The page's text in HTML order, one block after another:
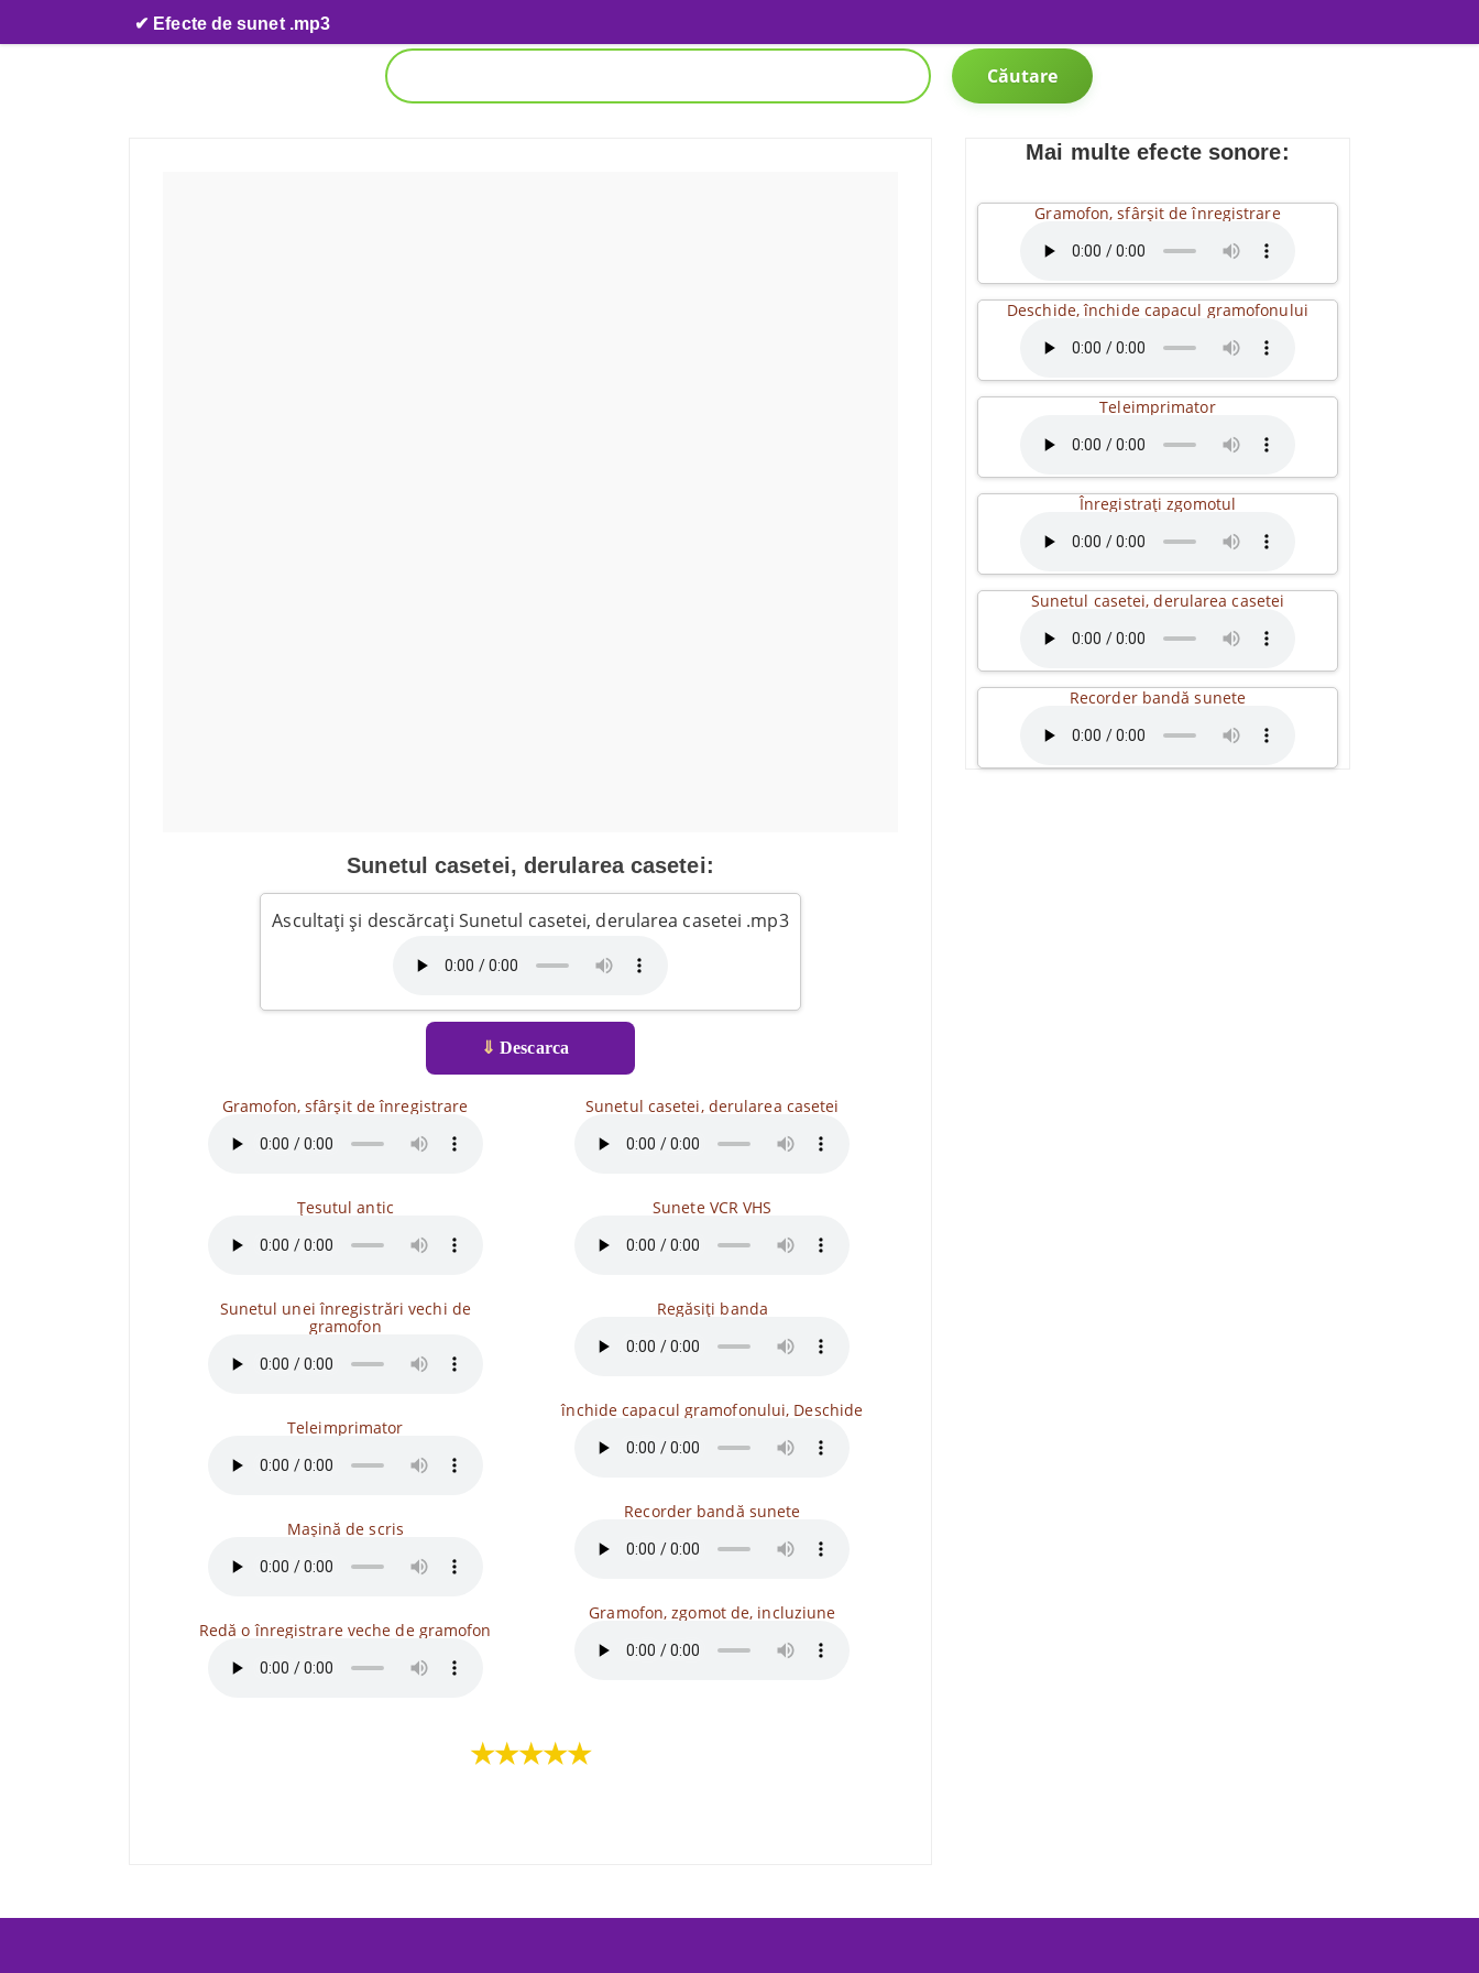
✔ Efecte de sunet .mp3
Căutare
Sunetul casetei, derularea casetei:
Ascultați și descărcați Sunetul casetei, derularea casetei .mp3
⇓ Descarca
Gramofon, sfârșit de înregistrare
Țesutul antic
Sunetul unei înregistrări vechi de
gramofon
Teleimprimator
Maşină de scris
Redă o înregistrare veche de gramofon
Sunetul casetei, derularea casetei
Sunete VCR VHS
Regăsiți banda
închide capacul gramofonului, Deschide
Recorder bandă sunete
Gramofon, zgomot de, incluziune
★★★★★
Mai multe efecte sonore:
Gramofon, sfârșit de înregistrare
Deschide, închide capacul gramofonului
Teleimprimator
Înregistrați zgomotul
Sunetul casetei, derularea casetei
Recorder bandă sunete